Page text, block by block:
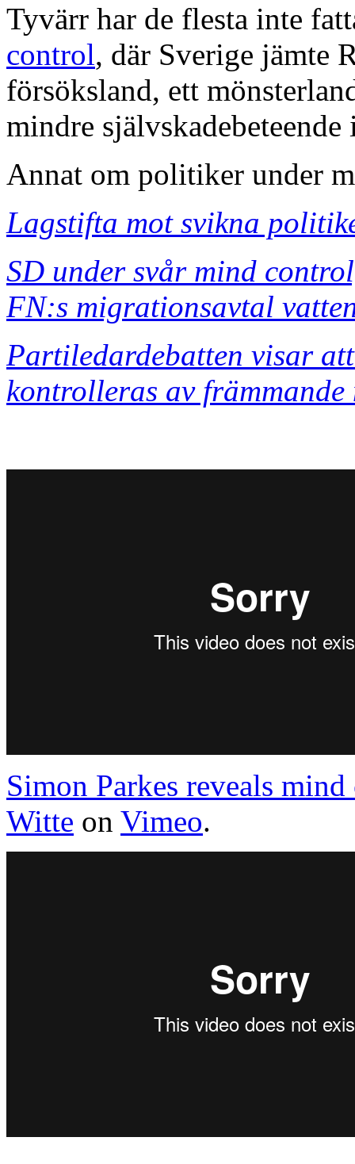
Tyvärr har de flesta inte
control, där Sverige jämte
försöksland, ett
mindre
Annat om politiker under
Lagstifta mot svikna
SD under svår mind
FN:s migrationsavtal
Partiledardebatten visar
kontrolleras av främmande
Simon Parkes reveals
Witte on Vimeo.